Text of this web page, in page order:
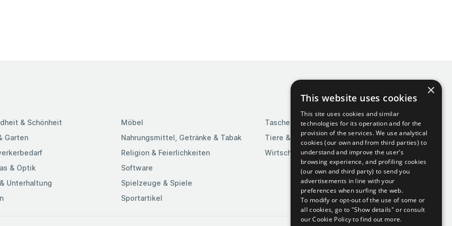
und
lange und
& Schönheit
Garten
& Optik
Unterhaltung
Möbel
Nahrungsmittel, Getränke & Tabak
Religion & Feierlichkeiten
Software
Spielzeuge & Spiele
Sportartikel
Taschen & Gepäck
Tiere & Tierbedarf
Wirtschaft & Industrie
×
This website uses cookies
This site uses cookies and similar
technologies for its operation and for the
provision of the services. We use analytical
cookies (our own and from third parties) to
understand and improve the user’s
browsing experience, and profiling cookies
(our own and third party) to send you
advertisements in line with your
preferences when surfing the web.
To modify or opt-out of the use of some or
all cookies, go to "Show details" or consult
our Cookie Policy to find out more.